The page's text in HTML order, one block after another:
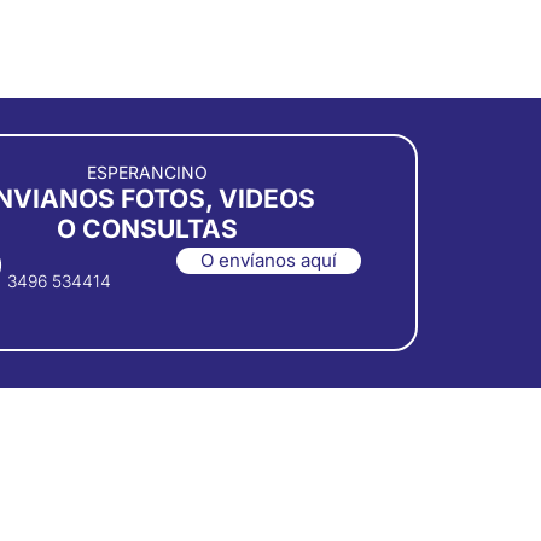
ESPERANCINO
FOTOS, VIDEOS
O CONSULTAS
3496 534414
O envíanos aquí